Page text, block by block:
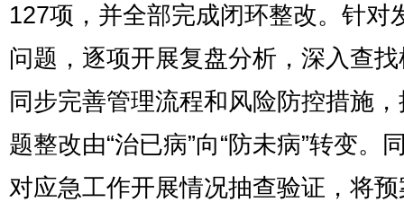
127项，并全部完成闭环整改。针对
问题，逐项开展复盘分析，深入查
同步完善管理流程和风险防控措施
题整改由“治已病”向“防未病”转变。
对应急工作开展情况抽查验证，将